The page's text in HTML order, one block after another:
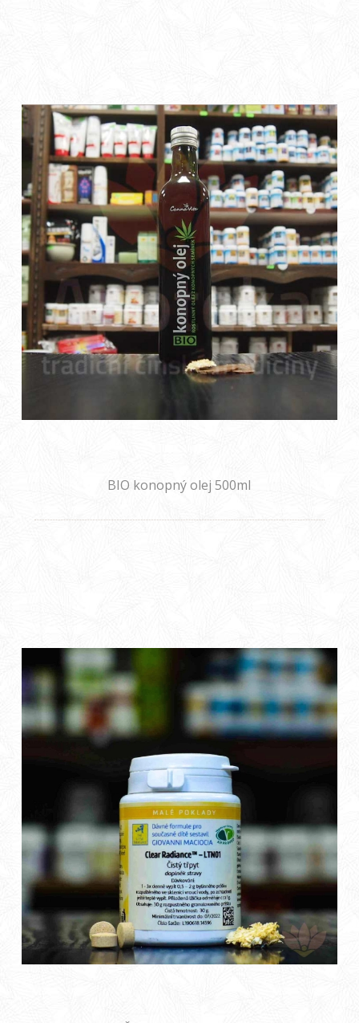
BIO konopný olej 500ml